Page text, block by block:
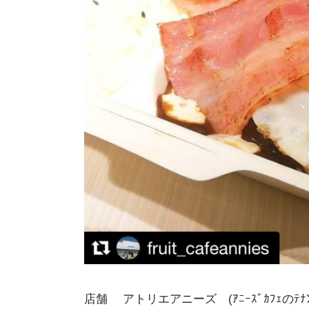
店舗 アトリエアニーズ (ｱﾆｰｽﾞｶﾌｪのﾃﾅ